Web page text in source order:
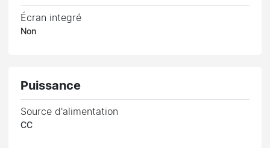
Écran integré
Non
Puissance
Source d'alimentation
CC